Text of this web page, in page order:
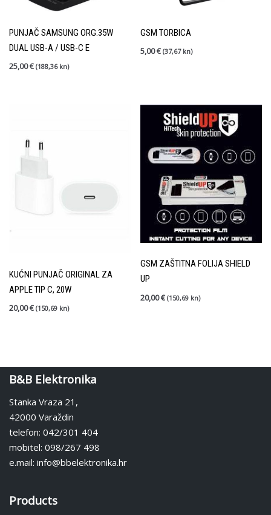
PUNJAČ SAMSUNG ORG.35W
DUAL USB-A / USB-C E
25,00€ (188,36 kn)
GSM TORBICA
5,00€ (37,67 kn)
KUĆNI PUNJAČ ORIGINAL ZA
APPLE TIP C, 20W
20,00€ (150,69 kn)
GSM ZAŠTITNA FOLIJA SHIELD
UP
20,00€ (150,69 kn)
B&B Elektronika
Stanka Vraza 21,
42000 Varaždin
telefon: 042/301 404
mobitel: 098/267 498
e.mail: info@bbelektronika.hr
Products